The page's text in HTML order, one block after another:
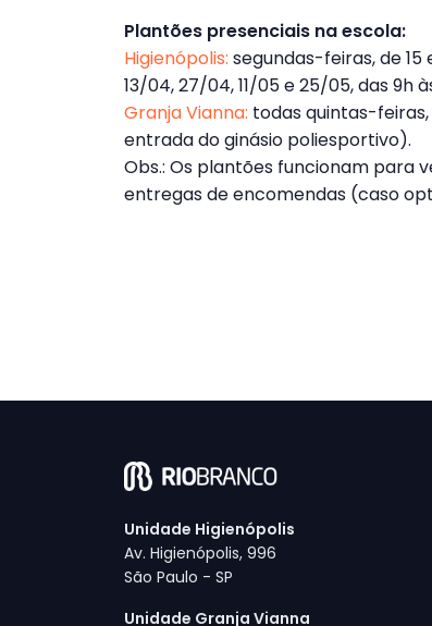
Plantões presenciais na escola:
Higienópolis: segundas-feiras, de 15
13/04, 27/04, 11/05 e 25/05, das 9h
Granja Vianna: todas quintas-feiras,
entrada do ginásio poliesportivo).
Obs.: Os plantões funcionam para
entregas de encomendas (caso
Unidade Higienópolis
Av. Higienópolis, 996
São Paulo - SP
Unidade Granja Vianna